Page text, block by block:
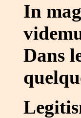
In
Dans